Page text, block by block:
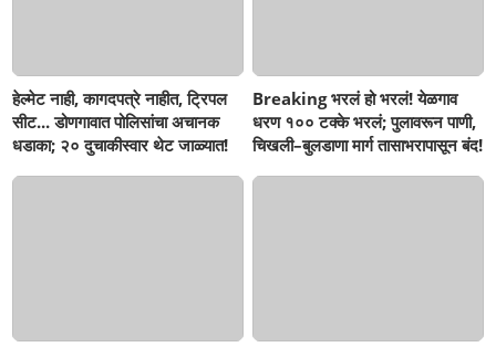
हेल्मेट नाही, कागदपत्रे नाहीत, ट्रिपल
सीट... डोणगावात पोलिसांचा अचानक
धडाका; २० दुचाकीस्वार थेट जाळ्यात!
Breaking भरलं हो भरलं! येळगाव
धरण १०० टक्के भरलं; पुलावरून पाणी,
चिखली–बुलडाणा मार्ग तासाभरापासून बंद!